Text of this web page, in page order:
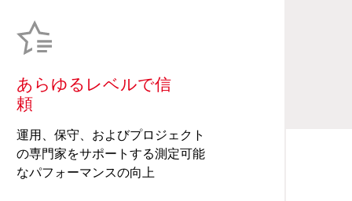
あらゆるレベルで信
頼
運用、保守、およびプロジェクト
の専門家をサポートする測定可能
なパフォーマンスの向上